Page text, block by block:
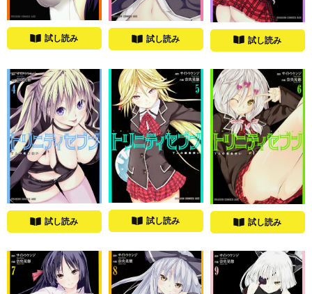
試し読み 試し読み 試し読み
試し読み 試し読み 試し読み